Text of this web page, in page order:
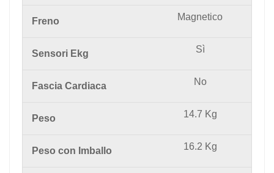
Freno Magnetico
Sensori Ekg Sì
Fascia Cardiaca No
Peso 14.7 Kg
Peso con Imballo 16.2 Kg